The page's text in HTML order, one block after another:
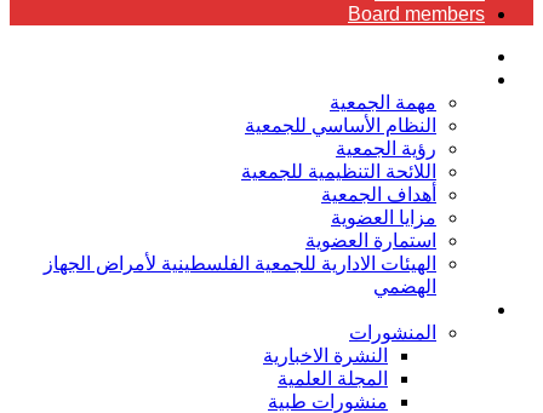
Board members
مهمة الجمعية
النظام الأساسي للجمعية
رؤية الجمعية
اللائحة التنظيمية للجمعية
أهداف الجمعية
مزايا العضوية
استمارة العضوية
الهيئات الادارية للجمعية الفلسطينية لأمراض الجهاز
الهضمي
المنشورات
النشرة الاخبارية
المجلة العلمية
منشورات طبية